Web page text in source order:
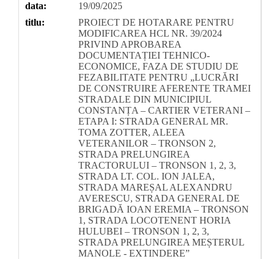
data:
19/09/2025
titlu:
PROIECT DE HOTARARE PENTRU
MODIFICAREA HCL NR. 39/2024
PRIVIND APROBAREA
DOCUMENTAȚIEI TEHNICO-
ECONOMICE, FAZA DE STUDIU DE
FEZABILITATE PENTRU „LUCRĂRI
DE CONSTRUIRE AFERENTE TRAMEI
STRADALE DIN MUNICIPIUL
CONSTANȚA – CARTIER VETERANI –
ETAPA I: STRADA GENERAL MR.
TOMA ZOTTER, ALEEA
VETERANILOR – TRONSON 2,
STRADA PRELUNGIREA
TRACTORULUI – TRONSON 1, 2, 3,
STRADA LT. COL. ION JALEA,
STRADA MAREȘAL ALEXANDRU
AVERESCU, STRADA GENERAL DE
BRIGADĂ IOAN EREMIA – TRONSON
1, STRADA LOCOTENENT HORIA
HULUBEI – TRONSON 1, 2, 3,
STRADA PRELUNGIREA MEȘTERUL
MANOLE - EXTINDERE”